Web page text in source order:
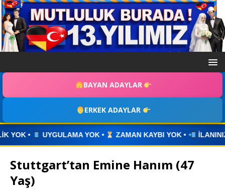
BAYAN ADAYLAR
ERKEK ADAYLAR
ZAMAN KAYBI YOK • İLANINIZI YAYINLAYIN • WHATSAPP
Stuttgart’tan Emine Hanım (47
Yaş)